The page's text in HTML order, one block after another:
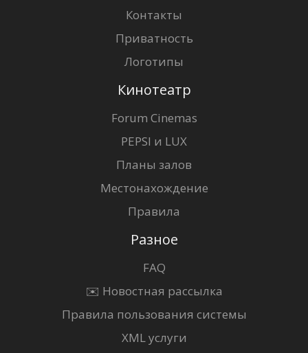
Контакты
Приватность
Логотипы
Кинотеатр
Forum Cinemas
PEPSI и LUX
Планы залов
Местонахождение
Правила
Разное
FAQ
✉️ Новостная рассылка
Правила пользования системы
XML услуги